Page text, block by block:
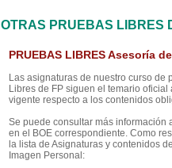
OTRAS PRUEBAS LIBRES
PRUEBAS LIBRES Asesoría
Las asignaturas de nuestro curso de
Libres de FP siguen el temario
vigente respecto a los contenidos
Se puede consultar más información
en el BOE correspondiente. Como
la lista de Asignaturas y contenidos
Imagen Personal: